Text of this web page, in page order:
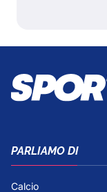
PARLIAMO DI
Calcio